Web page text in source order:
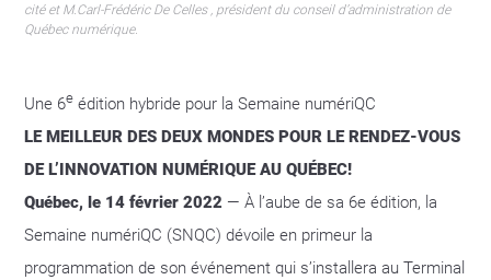
cité et M.Carl-Frédéric De Celles , président du conseil d’administration de
Québec numérique.
Une 6e édition hybride pour la Semaine numériQC
LE MEILLEUR DES DEUX MONDES POUR LE RENDEZ-VOUS
DE L’INNOVATION NUMÉRIQUE AU QUÉBEC!
Québec, le 14 février 2022 — À l’aube de sa 6e édition, la
Semaine numériQC (SNQC) dévoile en primeur la
programmation de son événement qui s’installera au Terminal